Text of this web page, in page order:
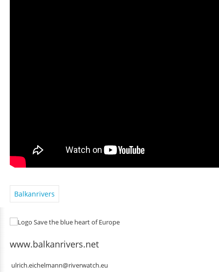
Balkanrivers
www.balkanrivers.net
ulrich.eichelmann@riverwatch.eu